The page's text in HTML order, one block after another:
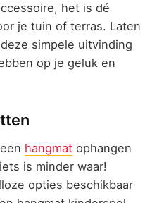
het is dé
je tuin of terras. Laten
simpele uitvinding
op je geluk en
hangmatophangen
is minder waar!
opties beschikbaar